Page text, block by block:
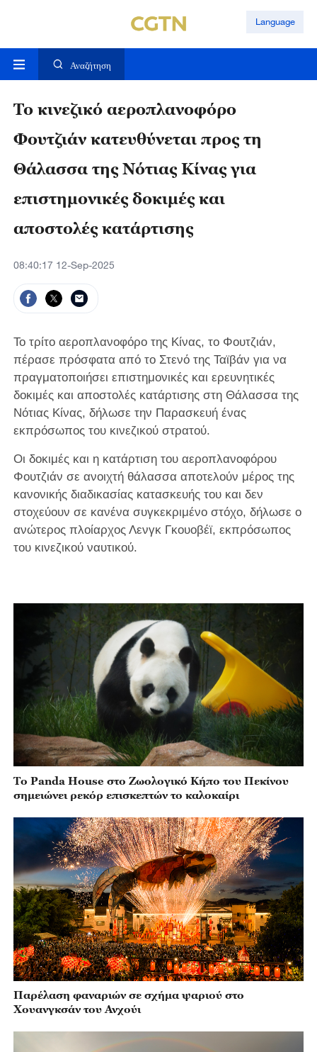
Language
Αναζήτηση
Το κινεζικό αεροπλανοφόρο
Φουτζιάν κατευθύνεται προς τη
Θάλασσα της Νότιας Κίνας για
επιστημονικές δοκιμές και
αποστολές κατάρτισης
08:40:17 12-Sep-2025
Το τρίτο αεροπλανοφόρο της Κίνας, το Φουτζιάν,
πέρασε πρόσφατα από το Στενό της Ταϊβάν για να
πραγματοποιήσει επιστημονικές και ερευνητικές
δοκιμές και αποστολές κατάρτισης στη Θάλασσα της
Νότιας Κίνας, δήλωσε την Παρασκευή ένας
εκπρόσωπος του κινεζικού στρατού.
Οι δοκιμές και η κατάρτιση του αεροπλανοφόρου
Φουτζιάν σε ανοιχτή θάλασσα αποτελούν μέρος της
κανονικής διαδικασίας κατασκευής του και δεν
στοχεύουν σε κανένα συγκεκριμένο στόχο, δήλωσε ο
ανώτερος πλοίαρχος Λενγκ Γκουοβέϊ, εκπρόσωπος
του κινεζικού ναυτικού.
Το Panda House στο Ζωολογικό Κήπο του Πεκίνου
σημειώνει ρεκόρ επισκεπτών το καλοκαίρι
Παρέλαση φαναριών σε σχήμα ψαριού στο
Χουανγκσάν του Ανχούι